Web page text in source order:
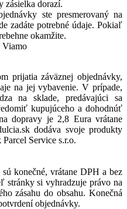
zásielka dorazí.
ste presmerovaný na
zadáte potrebné údaje. Pokiaľ
okamžite.
Viamo
prijatia záväznej objednávky,
na jej vybavenie. V prípade,
na sklade, predávajúci sa
kupujúceho a dohodnúť
dopravy je 2,8 Eura vrátane
dodáva svoje produkty
Service s.r.o.
konečné, vrátane DPH a bez
stránky si vyhradzuje právo na
zásahu do obsahu. Konečná
objednávky.